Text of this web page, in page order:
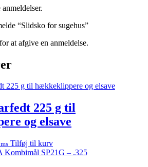
“Slidsko for sugehus”
for at afgive en anmeldelse.
225 g til
og elsave
Tilføj til kurv